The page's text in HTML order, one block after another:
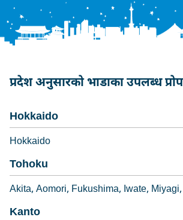
प्रदेश अनुसारको भाडाका उपलब्ध
Hokkaido
Hokkaido
Tohoku
Akita Aomori Fukushima Iwate Miyagi
Kanto